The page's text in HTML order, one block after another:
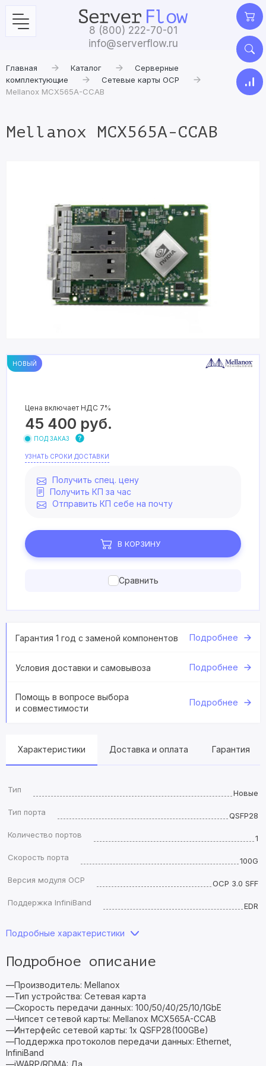
8 (800) 222-70-01
info@serverflow.ru
Главная Каталог
Серверные
комплектующие
Сетевые карты OCP
Mellanox MCX565A-CCAB
Mellanox MCX565A-CCAB
НОВЫЙ
Цена включает НДС 7%
45 400 руб.
ПОД ЗАКАЗ
УЗНАТЬ СРОКИ ДОСТАВКИ
Получить спец. цену
Получить КП за час
Отправить КП себе на почту
В КОРЗИНУ
Сравнить
Гарантия 1 год с заменой компонентов Подробнее
Условия доставки и самовывоза Подробнее
Помощь в вопросе выбора
и совместимости
Подробнее
Характеристики Доставка и оплата Гарантия
Тип
Новые
Тип порта
QSFP28
Количество портов
1
Скорость порта
100G
Версия модуля OCP
OCP 3.0 SFF
Поддержка InfiniBand
EDR
Подробные характеристики
Подробное описание
—Производитель: Mellanox
—Тип устройства: Сетевая карта
—Скорость передачи данных: 100/50/40/25/10/1GbE
—Чипсет сетевой карты: Mellanox MCX565A-CCAB
—Интерфейс сетевой карты: 1x QSFP28(100GBe)
—Поддержка протоколов передачи данных: Ethernet,
InfiniBand
—iWARP/RDMA: Да